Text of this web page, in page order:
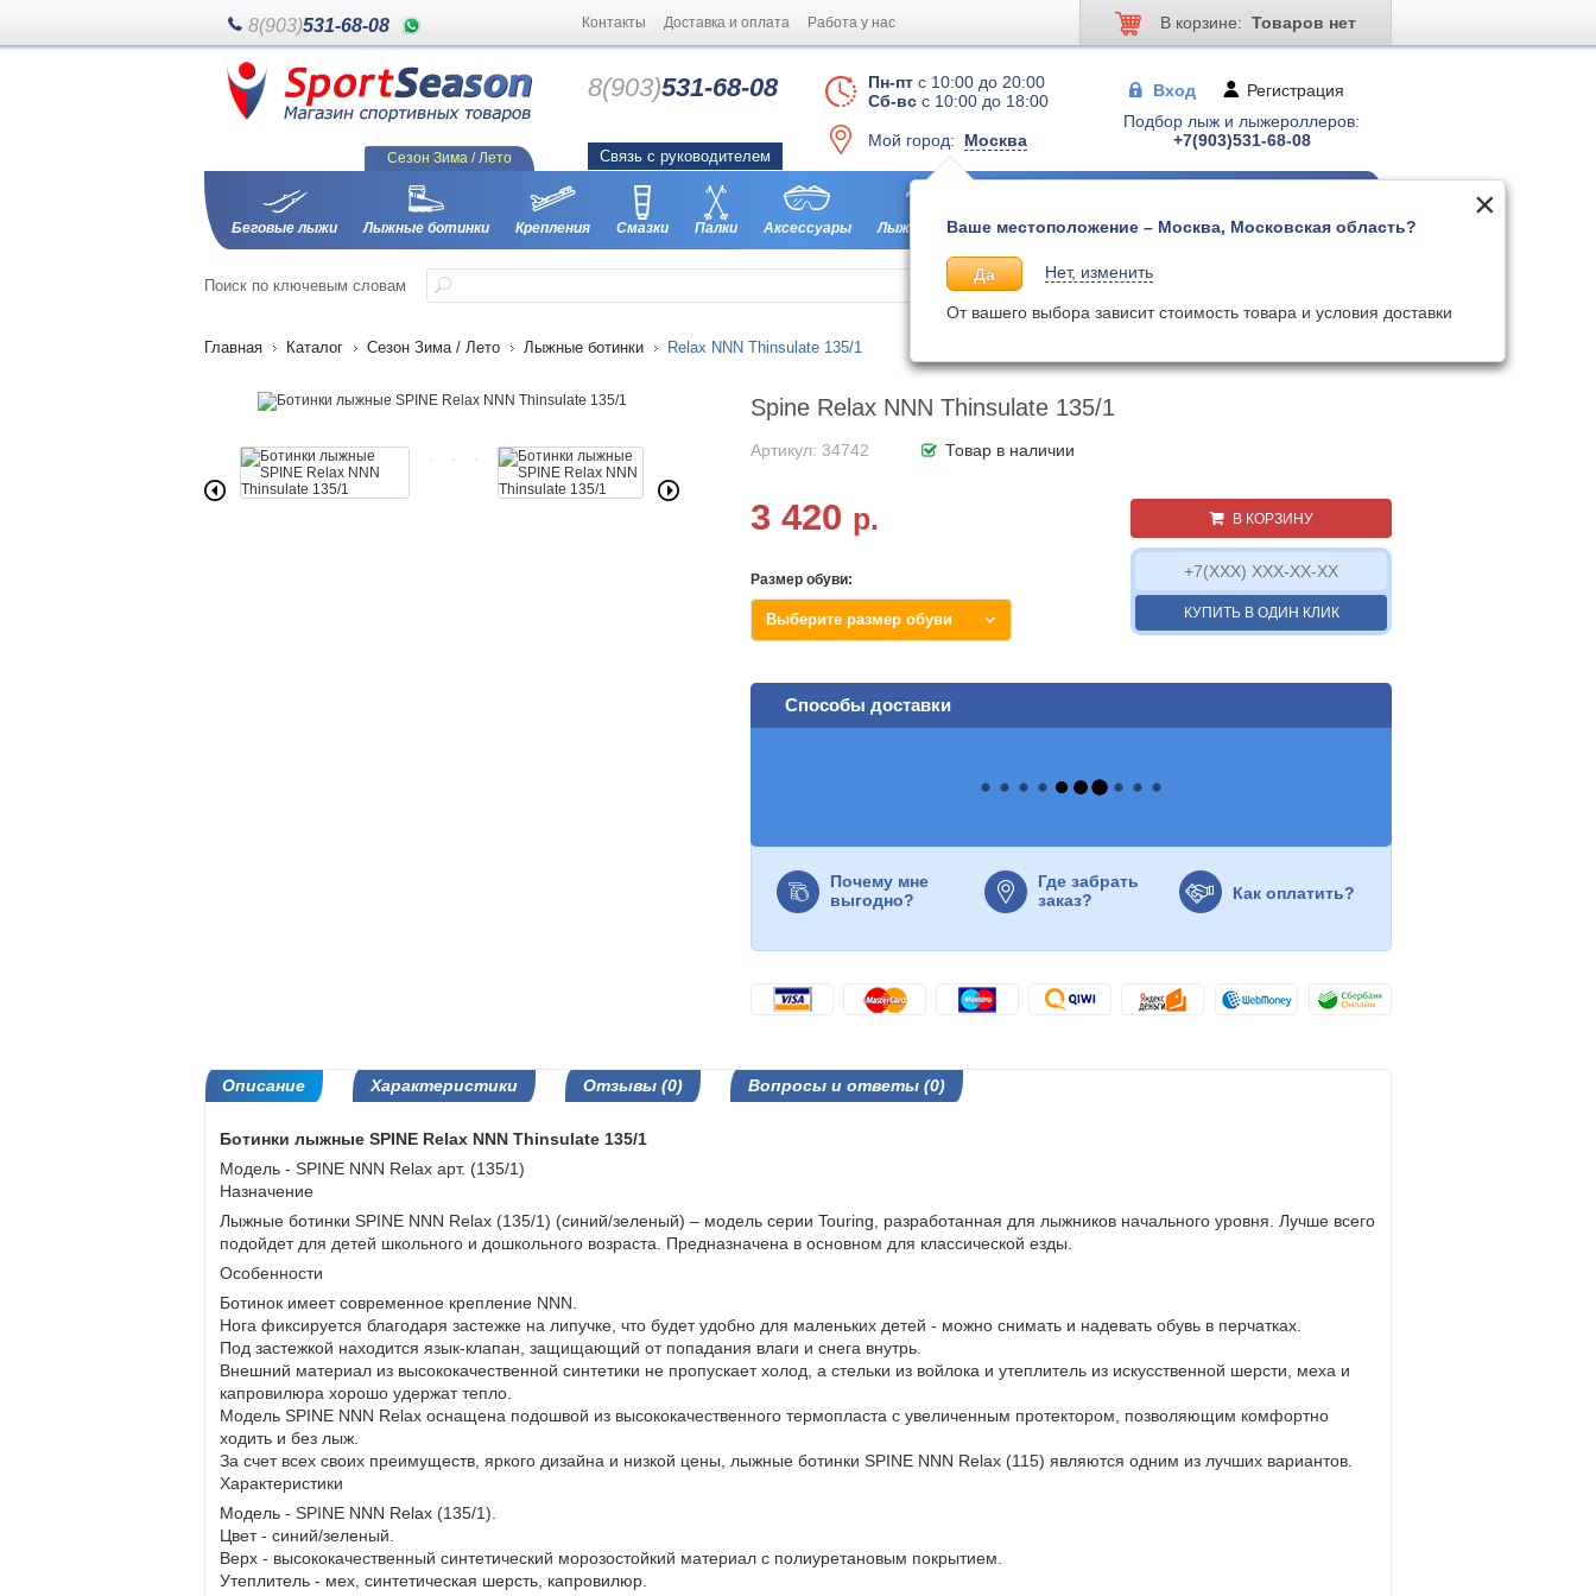
8(903)531-68-08 Контакты Доставка и оплата Работа у нас В корзине: Товаров нет
8(903)531-68-08 Пн-пт с 10:00 до 20:00
Сб-вс с 10:00 до 18:00
Мой город: Москва
Ваше местоположение – Москва, Московская область?
Да Нет, изменить
От вашего выбора зависит стоимость товара и условия доставки
Вход Регистрация
Связь с руководителем
Подбор лыж и лыжероллеров:
+7(903)531-68-08
Сезон Зима / Лето
Беговые лыжи Лыжные ботинки Крепления Смазки Палки Аксессуары Лыжероллеры Ботинки для лыжер-ов Палки для лыжер-ов
Поиск по ключевым словам Поиск
Главная Каталог Сезон Зима / Лето Лыжные ботинки Relax NNN Thinsulate 135/1
Spine Relax NNN Thinsulate 135/1
Артикул: 34742 Товар в наличии
3 420 р.
Размер обуви:
Выберите размер обуви
В КОРЗИНУ
КУПИТЬ В ОДИН КЛИК
Способы доставки
Почему мне
выгодно?
Где забрать
заказ?
Как оплатить?
Описание Характеристики Отзывы (0) Вопросы и ответы (0)
Ботинки лыжные SPINE Relax NNN Thinsulate 135/1
Модель - SPINE NNN Relax арт. (135/1)
Назначение
Лыжные ботинки SPINE NNN Relax (135/1) (синий/зеленый) – модель серии Touring, разработанная для лыжников начального уровня. Лучше всего
подойдет для детей школьного и дошкольного возраста. Предназначена в основном для классической езды.
Особенности
Ботинок имеет современное крепление NNN.
Нога фиксируется благодаря застежке на липучке, что будет удобно для маленьких детей - можно снимать и надевать обувь в перчатках.
Под застежкой находится язык-клапан, защищающий от попадания влаги и снега внутрь.
Внешний материал из высококачественной синтетики не пропускает холод, а стельки из войлока и утеплитель из искусственной шерсти, меха и
капровилюра хорошо удержат тепло.
Модель SPINE NNN Relax оснащена подошвой из высококачественного термопласта с увеличенным протектором, позволяющим комфортно
ходить и без лыж.
За счет всех своих преимуществ, яркого дизайна и низкой цены, лыжные ботинки SPINE NNN Relax (115) являются одним из лучших вариантов.
Характеристики
Модель - SPINE NNN Relax (135/1).
Цвет - синий/зеленый.
Верх - высококачественный синтетический морозостойкий материал с полиуретановым покрытием.
Утеплитель - мех, синтетическая шерсть, капровилюр.